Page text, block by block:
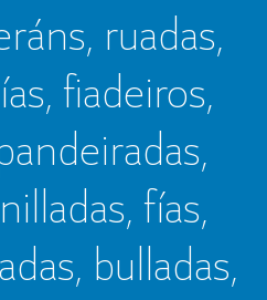
ruadas,
fiadeiros,
fías,
bulladas,